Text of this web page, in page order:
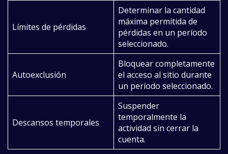
Límites de pérdidas
Determinar la cantidad
máxima permitida de
pérdidas en un período
seleccionado.
Autoexclusión
Bloquear completamente
el acceso al sitio durante
un período seleccionado.
Descansos temporales
Suspender
temporalmente la
actividad sin cerrar la
cuenta.